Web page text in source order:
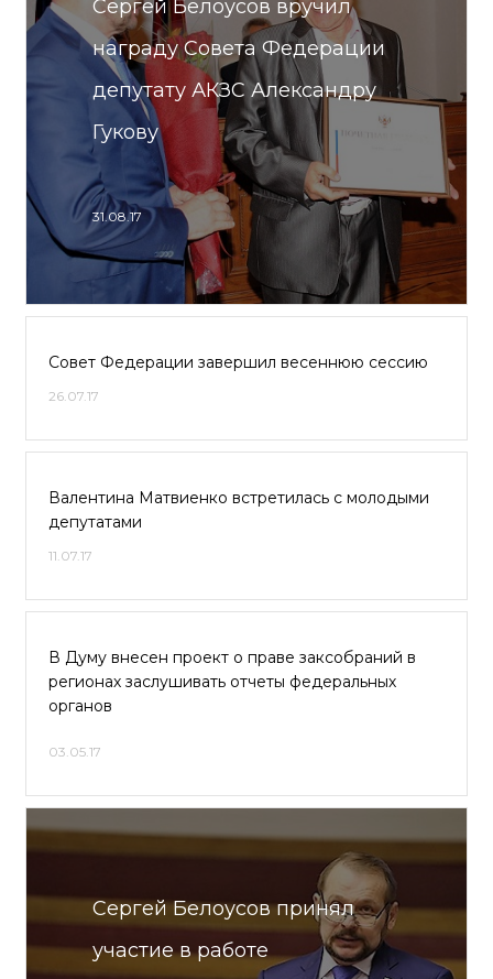
Сергей Белоусов вручил
награду Совета Федерации
депутату АКЗС Александру
Гукову
31.08.17
Совет Федерации завершил весеннюю сессию
26.07.17
Валентина Матвиенко встретилась с молодыми
депутатами
11.07.17
В Думу внесен проект о праве заксобраний в
регионах заслушивать отчеты федеральных
органов
03.05.17
Сергей Белоусов принял
участие в работе